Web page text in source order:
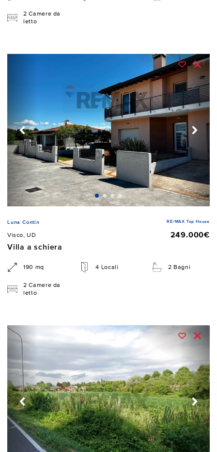
2 Camere da
letto
Luna Contin RE/MAX Top House
Visco, UD
249.000€
Villa a schiera
190 mq 4 Locali 2 Bagni
2 Camere da
letto